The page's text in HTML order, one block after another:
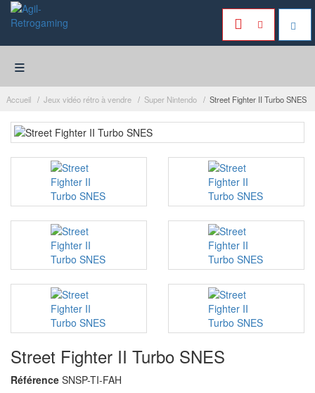
≡
Accueil Jeux vidéo rétro à vendre Super Nintendo Street Fighter II Turbo SNES
Street Fighter II Turbo SNES
Référence SNSP-TI-FAH